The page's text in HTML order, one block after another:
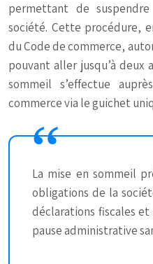
permettant de
société. Cette procédure,
du Code de commerce,
pouvant aller jusqu’à deux
sommeil s’effectue
commerce via le guichet
La mise en sommeil
obligations de la
déclarations fiscales
pause administrative